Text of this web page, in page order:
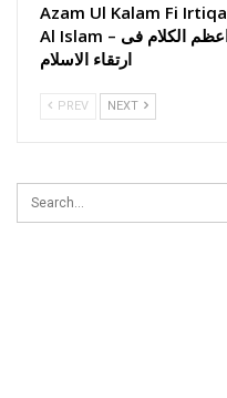
Azam Ul Kalam Fi Irtiqa
Al Islam – اعظم الکلام فی
ارتقاء الاسلام
PREV NEXT